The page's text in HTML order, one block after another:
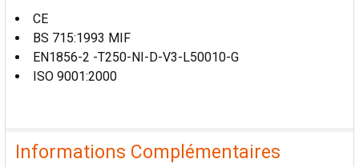
CE
BS 715:1993 MIF
EN1856-2 -T250-NI-D-V3-L50010-G
ISO 9001:2000
Informations Complémentaires